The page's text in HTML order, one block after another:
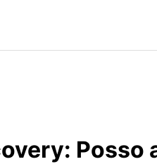
Posso